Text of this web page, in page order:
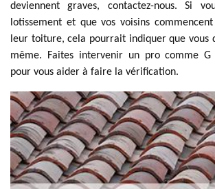
deviennent graves, contactez-nous. Si
lotissement et que vos voisins
leur toiture, cela pourrait indiquer que vous
même. Faites intervenir un pro comme G
pour vous aider à faire la vérification.